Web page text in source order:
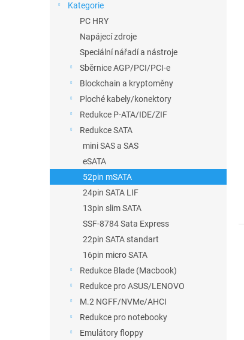
Kategorie
PC HRY
Napájecí zdroje
Speciální nářadí a nástroje
Sběrnice AGP/PCI/PCI-e
Blockchain a kryptoměny
Ploché kabely/konektory
Redukce P-ATA/IDE/ZIF
Redukce SATA
mini SAS a SAS
eSATA
52pin mSATA
24pin SATA LIF
13pin slim SATA
SSF-8784 Sata Express
22pin SATA standart
16pin micro SATA
Redukce Blade (Macbook)
Redukce pro ASUS/LENOVO
M.2 NGFF/NVMe/AHCI
Redukce pro notebooky
Emulátory floppy